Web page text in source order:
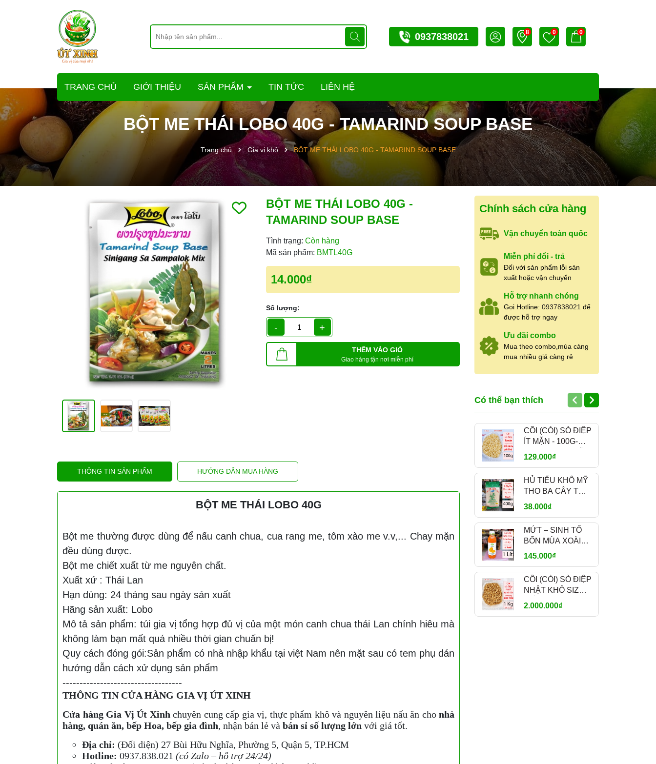
0937838021 8 0 0
TRANG CHỦ GIỚI THIỆU SẢN PHẨM TIN TỨC LIÊN HỆ
BỘT ME THÁI LOBO 40G - TAMARIND SOUP BASE
Trang chủ Gia vị khô BỘT ME THÁI LOBO 40G - TAMARIND SOUP BASE
BỘT ME THÁI LOBO 40G -
TAMARIND SOUP BASE
Tình trạng: Còn hàng
Mã sản phẩm: BMTL40G
14.000₫
Số lượng:
- +
THÊM VÀO GIỎ
Giao hàng tận nơi miễn phí
THÔNG TIN SẢN PHẨM HƯỚNG DẪN MUA HÀNG
BỘT ME THÁI LOBO 40G
Bột me thường được dùng để nấu canh chua, cua rang me, tôm xào me v.v,... Chay mặn
đều dùng được.
Bột me chiết xuất từ me nguyên chất.
Xuất xứ : Thái Lan
Hạn dùng: 24 tháng sau ngày sản xuất
Hãng sản xuất: Lobo
Mô tả sản phẩm: túi gia vị tổng hợp đủ vị của một món canh chua thái Lan chính hiêu mà
không làm bạn mất quá nhiều thời gian chuẩn bị!
Quy cách đóng gói:Sản phẩm có nhà nhập khẩu tại việt Nam nên mặt sau có tem phụ dán
hướng dẫn cách xử dụng sản phẩm
-----------------------------------
THÔNG TIN CỬA HÀNG GIA VỊ ÚT XINH
Cửa hàng Gia Vị Út Xinh chuyên cung cấp gia vị, thực phẩm khô và nguyên liệu nấu ăn cho nhà
hàng, quán ăn, bếp Hoa, bếp gia đình, nhận bán lẻ và bán sỉ số lượng lớn với giá tốt.
Địa chỉ: (Đối diện) 27 Bùi Hữu Nghĩa, Phường 5, Quận 5, TP.HCM
Hotline: 0937.838.021 (có Zalo – hỗ trợ 24/24)
Chính sách cửa hàng
Vận chuyển toàn quốc
Miễn phí đổi - trả
Đối với sản phẩm lỗi sản
xuất hoặc vận chuyển
Hỗ trợ nhanh chóng
Gọi Hotline: 0937838021 để
được hỗ trợ ngay
Ưu đãi combo
Mua theo combo,mùa càng
mua nhiều giá càng rẻ
Có thể bạn thích
CỒI (CÒI) SÒ ĐIỆP
ÍT MẶN - 100G-
300G-500G – DỄ
VỊ - MÃ A700
129.000₫
HỦ TIẾU KHÔ MỸ
THO BA CÂY TRE
TUFOCO 400G –
38.000₫
MỨT – SINH TỐ
BỐN MÙA XOÀI
OSTERBERG 1L –
CRUSH PHA CHẾ
145.000₫
CỒI (CÒI) SÒ ĐIỆP
NHẬT KHÔ SIZE
TIỂU 1KG – NGỌT
2.000.000₫